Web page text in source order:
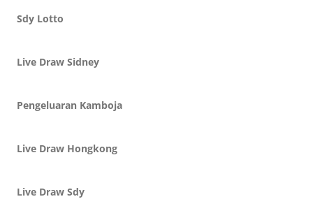
Sdy Lotto
Live Draw Sidney
Pengeluaran Kamboja
Live Draw Hongkong
Live Draw Sdy